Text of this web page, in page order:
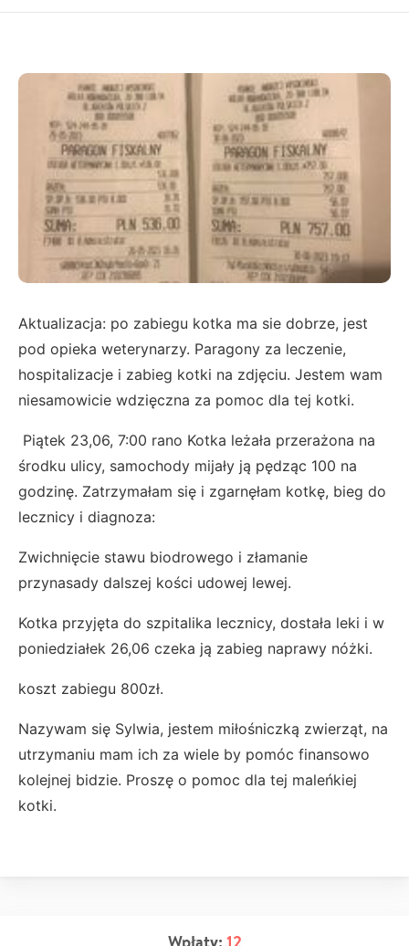
Aktualizacja: po zabiegu kotka ma sie dobrze, jest
pod opieka weterynarzy. Paragony za leczenie,
hospitalizacje i zabieg kotki na zdjęciu. Jestem wam
niesamowicie wdzięczna za pomoc dla tej kotki.
Piątek 23,06, 7:00 rano Kotka leżała przerażona na
środku ulicy, samochody mijały ją pędząc 100 na
godzinę. Zatrzymałam się i zgarnęłam kotkę, bieg do
lecznicy i diagnoza:
Zwichnięcie stawu biodrowego i złamanie
przynasady dalszej kości udowej lewej.
Kotka przyjęta do szpitalika lecznicy, dostała leki i w
poniedziałek 26,06 czeka ją zabieg naprawy nóżki.
koszt zabiegu 800zł.
Nazywam się Sylwia, jestem miłośniczką zwierząt, na
utrzymaniu mam ich za wiele by pomóc finansowo
kolejnej bidzie. Proszę o pomoc dla tej maleńkiej
kotki.